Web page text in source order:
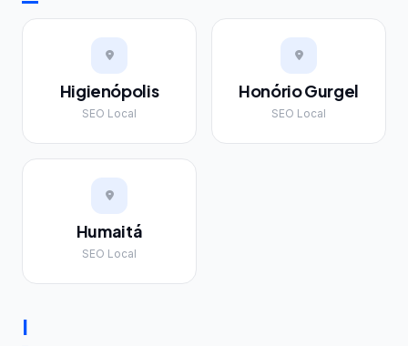
Higienópolis
SEO Local
Honório Gurgel
SEO Local
Humaitá
SEO Local
I